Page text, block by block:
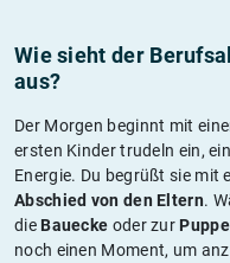
Wie sieht der
aus?
Der Morgen beginnt mit
ersten Kinder trudeln ein,
Energie. Du begrüßt sie mit
Abschied von den Eltern.
die Bauecke oder zur
noch einen Moment, um